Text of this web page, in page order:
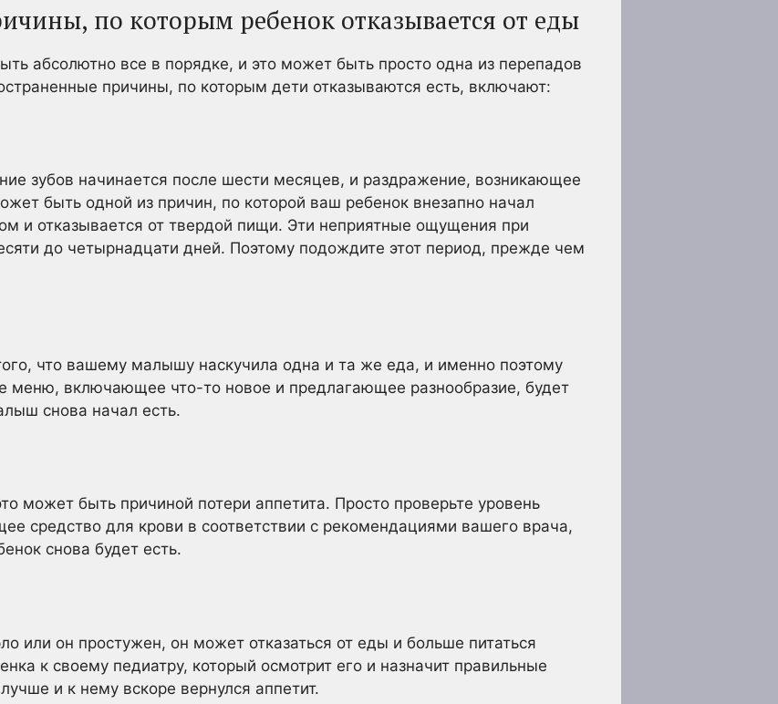
по которым ребенок отказывается от еды
абсолютно все в порядке, и это может быть просто одна из перепадов
причины, по которым дети отказываются есть, включают:
зубов начинается после шести месяцев, и раздражение, возникающее
быть одной из причин, по которой ваш ребенок внезапно начал
и отказывается от твердой пищи. Эти неприятные ощущения при
до четырнадцати дней. Поэтому подождите этот период, прежде чем
что вашему малышу наскучила одна и та же еда, и именно поэтому
меню, включающее что-то новое и предлагающее разнообразие, будет
снова начал есть.
может быть причиной потери аппетита. Просто проверьте уровень
средство для крови в соответствии с рекомендациями вашего врача,
снова будет есть.
или он простужен, он может отказаться от еды и больше питаться
к своему педиатру, который осмотрит его и назначит правильные
и к нему вскоре вернулся аппетит.